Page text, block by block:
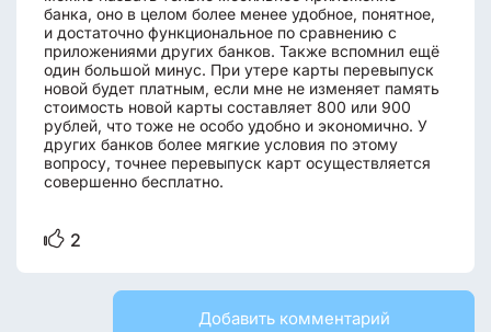
банка, оно в целом более менее удобное, понятное,
и достаточно функциональное по сравнению с
приложениями других банков. Также вспомнил ещё
один большой минус. При утере карты перевыпуск
новой будет платным, если мне не изменяет память
стоимость новой карты составляет 800 или 900
рублей, что тоже не особо удобно и экономично. У
других банков более мягкие условия по этому
вопросу, точнее перевыпуск карт осуществляется
совершенно бесплатно.
2
Добавить комментарий